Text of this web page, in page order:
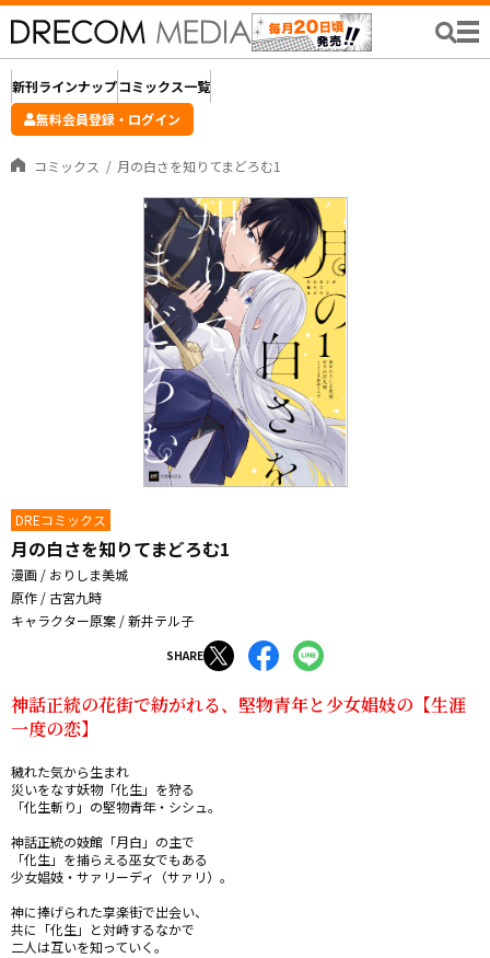
新刊ラインナップコミックス一覧
無料会員登録・ログイン
コミックス 月の白さを知りてまどろむ1
DREコミックス
月の白さを知りてまどろむ1
漫画 / おりしま美城
原作 / 古宮九時
キャラクター原案 / 新井テル子
SHARE
神話正統の花街で紡がれる、堅物青年と少女娼妓の【生涯
一度の恋】
穢れた気から生まれ
災いをなす妖物「化生」を狩る
「化生斬り」の堅物青年・シシュ。
神話正統の妓館「月白」の主で
「化生」を捕らえる巫女でもある
少女娼妓・サァリーディ（サァリ）。
神に捧げられた享楽街で出会い、
共に「化生」と対峙するなかで
二人は互いを知っていく。